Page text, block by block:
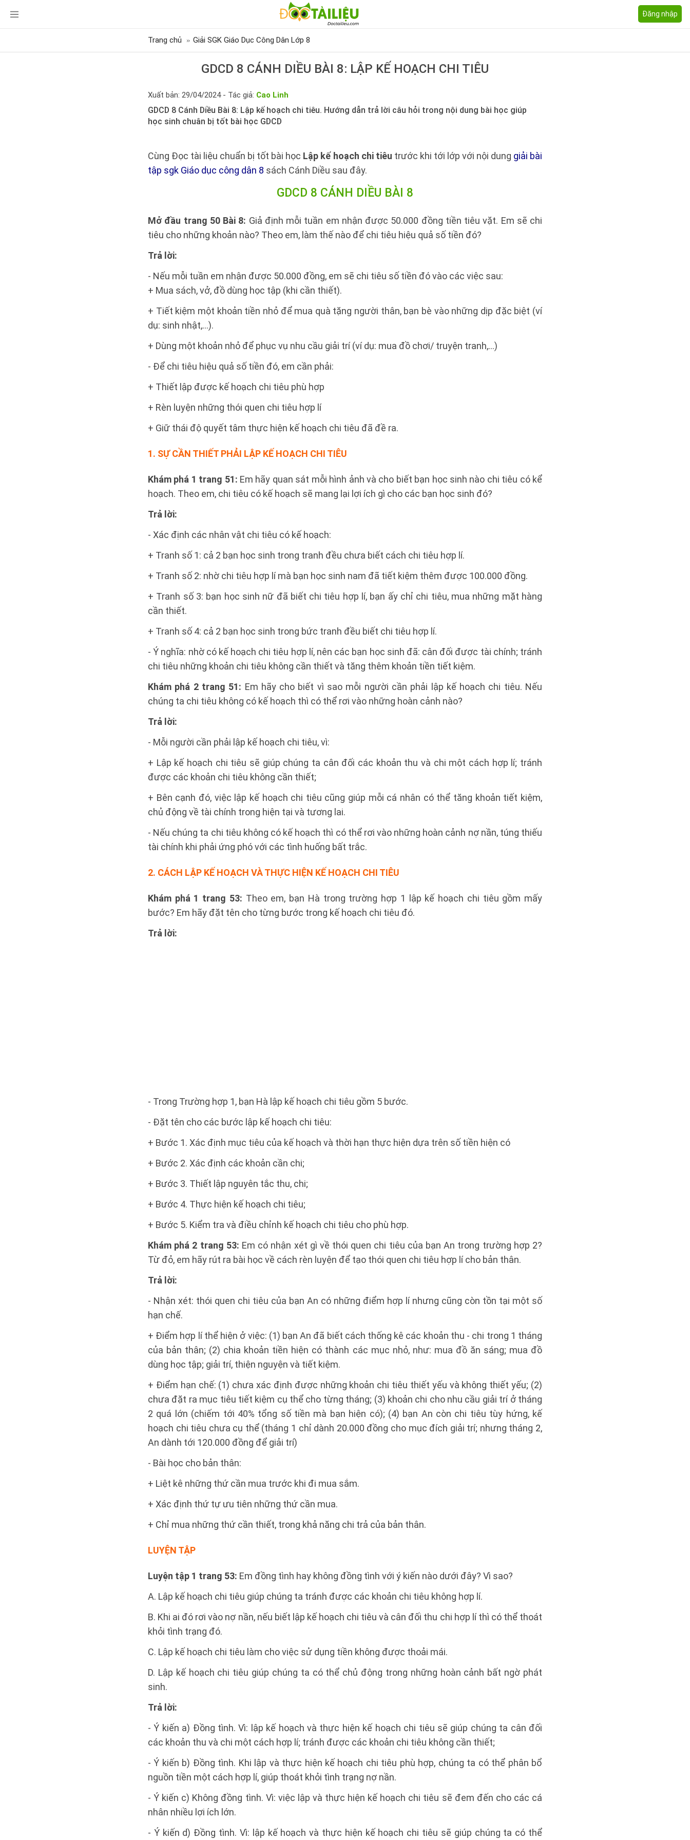
Đăng nhập
Trang chủ Giải SGK Giáo Dục Công Dân Lớp 8
GDCD 8 CÁNH DIỀU BÀI 8: LẬP KẾ HOẠCH CHI TIÊU
Xuất bản: 29/04/2024 - Tác giả: Cao Linh
GDCD 8 Cánh Diều Bài 8: Lập kế hoạch chi tiêu. Hướng dẫn trả lời câu hỏi trong nội dung bài học giúp
học sinh chuân bị tốt bài học GDCD
Cùng Đọc tài liệu chuẩn bị tốt bài học Lập kế hoạch chi tiêu trước khi tới lớp với nội dung giải bài
tập sgk Giáo dục công dân 8 sách Cánh Diều sau đây.
GDCD 8 CÁNH DIỀU BÀI 8
Mở đầu trang 50 Bài 8: Giả định mỗi tuần em nhận được 50.000 đồng tiền tiêu vặt. Em sẽ chi
tiêu cho những khoản nào? Theo em, làm thế nào để chi tiêu hiệu quả số tiền đó?
Trả lời:
- Nếu mỗi tuần em nhận được 50.000 đồng, em sẽ chi tiêu số tiền đó vào các việc sau:
+ Mua sách, vở, đồ dùng học tập (khi cần thiết).
+ Tiết kiệm một khoản tiền nhỏ để mua quà tặng người thân, bạn bè vào những dịp đặc biệt (ví
dụ: sinh nhật,…).
+ Dùng một khoản nhỏ để phục vụ nhu cầu giải trí (ví dụ: mua đồ chơi/ truyện tranh,…)
- Để chi tiêu hiệu quả số tiền đó, em cần phải:
+ Thiết lập được kế hoạch chi tiêu phù hợp
+ Rèn luyện những thói quen chi tiêu hợp lí
+ Giữ thái độ quyết tâm thực hiện kế hoạch chi tiêu đã đề ra.
1. SỰ CẦN THIẾT PHẢI LẬP KẾ HOẠCH CHI TIÊU
Khám phá 1 trang 51: Em hãy quan sát mỗi hình ảnh và cho biết bạn học sinh nào chi tiêu có kể
hoạch. Theo em, chi tiêu có kế hoạch sẽ mang lại lợi ích gì cho các bạn học sinh đó?
Trả lời:
- Xác định các nhân vật chi tiêu có kế hoạch:
+ Tranh số 1: cả 2 bạn học sinh trong tranh đều chưa biết cách chi tiêu hợp lí.
+ Tranh số 2: nhờ chi tiêu hợp lí mà bạn học sinh nam đã tiết kiệm thêm được 100.000 đồng.
+ Tranh số 3: bạn học sinh nữ đã biết chi tiêu hợp lí, bạn ấy chỉ chi tiêu, mua những mặt hàng
cần thiết.
+ Tranh số 4: cả 2 bạn học sinh trong bức tranh đều biết chi tiêu hợp lí.
- Ý nghĩa: nhờ có kế hoạch chi tiêu hợp lí, nên các bạn học sinh đã: cân đối được tài chính; tránh
chi tiêu những khoản chi tiêu không cần thiết và tăng thêm khoản tiền tiết kiệm.
Khám phá 2 trang 51: Em hãy cho biết vì sao mỗi người cần phải lập kế hoạch chi tiêu. Nếu
chúng ta chi tiêu không có kế hoạch thì có thể rơi vào những hoàn cảnh nào?
Trả lời:
- Mỗi người cần phải lập kế hoạch chi tiêu, vì:
+ Lập kế hoạch chi tiêu sẽ giúp chúng ta cân đối các khoản thu và chi một cách hợp lí; tránh
được các khoản chi tiêu không cần thiết;
+ Bên cạnh đó, việc lập kế hoạch chi tiêu cũng giúp mỗi cá nhân có thể tăng khoản tiết kiệm,
chủ động về tài chính trong hiện tại và tương lai.
- Nếu chúng ta chi tiêu không có kế hoạch thì có thể rơi vào những hoàn cảnh nợ nần, túng thiếu
tài chính khi phải ứng phó với các tình huống bất trắc.
2. CÁCH LẬP KẾ HOẠCH VÀ THỰC HIỆN KẾ HOẠCH CHI TIÊU
Khám phá 1 trang 53: Theo em, bạn Hà trong trường hợp 1 lập kế hoạch chi tiêu gồm mấy
bước? Em hãy đặt tên cho từng bước trong kế hoạch chi tiêu đó.
Trả lời:
- Trong Trường hợp 1, bạn Hà lập kế hoạch chi tiêu gồm 5 bước.
- Đặt tên cho các bước lập kế hoạch chi tiêu:
+ Bước 1. Xác định mục tiêu của kế hoạch và thời hạn thực hiện dựa trên số tiền hiện có
+ Bước 2. Xác định các khoản cần chi;
+ Bước 3. Thiết lập nguyên tắc thu, chi;
+ Bước 4. Thực hiện kế hoạch chi tiêu;
+ Bước 5. Kiểm tra và điều chỉnh kế hoạch chi tiêu cho phù hợp.
Khám phá 2 trang 53: Em có nhận xét gì về thói quen chi tiêu của bạn An trong trường hợp 2?
Từ đỏ, em hãy rút ra bài học về cách rèn luyện để tạo thói quen chi tiêu hợp lí cho bản thân.
Trả lời:
- Nhận xét: thói quen chi tiêu của bạn An có những điểm hợp lí nhưng cũng còn tồn tại một số
hạn chế.
+ Điểm hợp lí thể hiện ở việc: (1) bạn An đã biết cách thống kê các khoản thu - chi trong 1 tháng
của bản thân; (2) chia khoản tiền hiện có thành các mục nhỏ, như: mua đồ ăn sáng; mua đồ
dùng học tập; giải trí, thiện nguyện và tiết kiệm.
+ Điểm hạn chế: (1) chưa xác định được những khoản chi tiêu thiết yếu và không thiết yếu; (2)
chưa đặt ra mục tiêu tiết kiệm cụ thể cho từng tháng; (3) khoản chi cho nhu cầu giải trí ở tháng
2 quá lớn (chiếm tới 40% tổng số tiền mà bạn hiện có); (4) bạn An còn chi tiêu tùy hứng, kế
hoạch chi tiêu chưa cụ thể (tháng 1 chỉ dành 20.000 đồng cho mục đích giải trí; nhưng tháng 2,
An dành tới 120.000 đồng để giải trí)
- Bài học cho bản thân:
+ Liệt kê những thứ cần mua trước khi đi mua sắm.
+ Xác định thứ tự ưu tiên những thứ cần mua.
+ Chỉ mua những thứ cần thiết, trong khả năng chi trả của bản thân.
LUYỆN TẬP
Luyện tập 1 trang 53: Em đồng tình hay không đồng tình với ý kiến nào dưới đây? Vì sao?
A. Lập kế hoạch chi tiêu giúp chúng ta tránh được các khoản chi tiêu không hợp lí.
B. Khi ai đó rơi vào nợ nần, nếu biết lập kế hoạch chi tiêu và cân đối thu chi hợp lí thì có thể thoát
khỏi tình trạng đó.
C. Lập kế hoạch chi tiêu làm cho việc sử dụng tiền không được thoải mái.
D. Lập kế hoạch chi tiêu giúp chúng ta có thể chủ động trong những hoàn cảnh bất ngờ phát
sinh.
Trả lời:
- Ý kiến a) Đồng tình. Vì: lập kế hoạch và thực hiện kế hoạch chi tiêu sẽ giúp chúng ta cân đối
các khoản thu và chi một cách hợp lí; tránh được các khoản chi tiêu không cần thiết;
- Ý kiến b) Đồng tình. Khi lập và thực hiện kế hoạch chi tiêu phù hợp, chúng ta có thể phân bổ
nguồn tiền một cách hợp lí, giúp thoát khỏi tình trạng nợ nần.
- Ý kiến c) Không đồng tình. Vì: việc lập và thực hiện kế hoạch chi tiêu sẽ đem đến cho các cá
nhân nhiều lợi ích lớn.
- Ý kiến d) Đồng tình. Vì: lập kế hoạch và thực hiện kế hoạch chi tiêu sẽ giúp chúng ta có thể